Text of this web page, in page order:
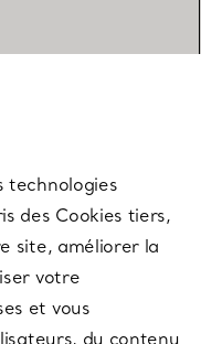
technologies
des Cookies tiers,
site, améliorer la
votre
et vous
du contenu